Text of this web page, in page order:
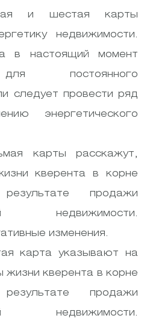
и шестая карты
недвижимости.
в настоящий момент
постоянного
следует провести ряд
энергетического
карты расскажут,
кверента в корне
продажи
недвижимости.
изменения.
карта указывают на
жизни кверента в корне
продажи
недвижимости.